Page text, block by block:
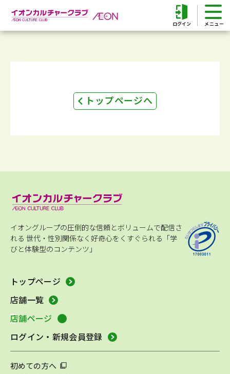
ログイン
トップページへ
イオングループの圧倒的な信頼とボリュームで配信さ
れる 世代・性別関係なく好奇心をくすぐられる「学
びと体験型のコンテンツ」
トップページ
店舗一覧
店舗ページ
ログイン・新規会員登録
初めての方へ